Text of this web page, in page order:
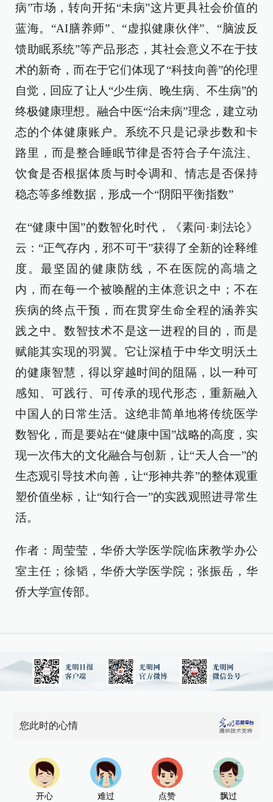
病”市场，转向开拓“未病”这片更具社会价值的
蓝海。“AI膳养师”、“虚拟健康伙伴”、“脑波反
馈助眠系统”等产品形态，其社会意义不在于技
术的新奇，而在于它们体现了“科技向善”的伦理
自觉，回应了让人“少生病、晚生病、不生病”的
终极健康理想。融合中医“治未病”理念，建立动
态的个体健康账户。系统不只是记录步数和卡
路里，而是整合睡眠节律是否符合子午流注、
饮食是否根据体质与时令调和、情志是否保持
稳态等多维数据，形成一个“阴阳平衡指数”
在“健康中国”的数智化时代，《素问·刺法论》
云：“正气存内，邪不可干”获得了全新的诠释维
度。最坚固的健康防线，不在医院的高墙之
内，而在每一个被唤醒的主体意识之中；不在
疾病的终点干预，而在贯穿生命全程的涵养实
践之中。数智技术不是这一进程的目的，而是
赋能其实现的羽翼。它让深植于中华文明沃土
的健康智慧，得以穿越时间的阻隔，以一种可
感知、可践行、可传承的现代形态，重新融入
中国人的日常生活。这绝非简单地将传统医学
数智化，而是要站在“健康中国”战略的高度，实
现一次伟大的文化融合与创新，让“天人合一”的
生态观引导技术向善，让“形神共养”的整体观重
塑价值坐标，让“知行合一”的实践观照进寻常生
活。
作者：周莹莹，华侨大学医学院临床教学办公
室主任；徐韬，华侨大学医学院；张振岳，华
侨大学宣传部。
您此时的心情
开心 难过 点赞 飘过